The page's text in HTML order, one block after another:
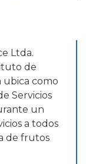
Ltda.
de
ubica como
Servicios
un
a todos
de frutos